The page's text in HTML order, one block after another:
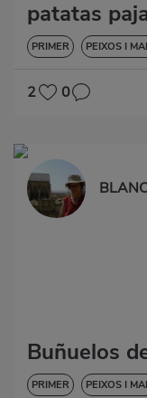
patatas
PRIMER PEIXOS I
2 0
Buñuelos
PRIMER PEIXOS I